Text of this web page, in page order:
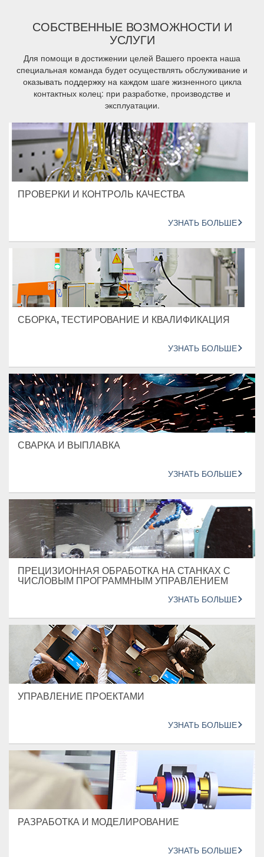
СОБСТВЕННЫЕ ВОЗМОЖНОСТИ И
УСЛУГИ
Для помощи в достижении целей Вашего проекта наша
специальная команда будет осуществлять обслуживание и
оказывать поддержку на каждом шаге жизненного цикла
контактных колец: при разработке, производстве и
эксплуатации.
ПРОВЕРКИ И КОНТРОЛЬ КАЧЕСТВА
УЗНАТЬ БОЛЬШЕ
СБОРКА, ТЕСТИРОВАНИЕ И КВАЛИФИКАЦИЯ
УЗНАТЬ БОЛЬШЕ
СВАРКА И ВЫПЛАВКА
УЗНАТЬ БОЛЬШЕ
ПРЕЦИЗИОННАЯ ОБРАБОТКА НА СТАНКАХ С
ЧИСЛОВЫМ ПРОГРАММНЫМ УПРАВЛЕНИЕМ
УЗНАТЬ БОЛЬШЕ
УПРАВЛЕНИЕ ПРОЕКТАМИ
УЗНАТЬ БОЛЬШЕ
РАЗРАБОТКА И МОДЕЛИРОВАНИЕ
УЗНАТЬ БОЛЬШЕ